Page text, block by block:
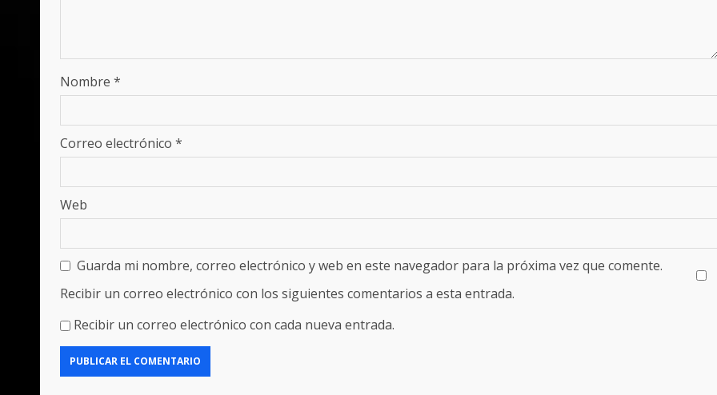
Nombre *
Correo electrónico *
Web
Guarda mi nombre, correo electrónico y web en este navegador para la próxima vez que comente.
Recibir un correo electrónico con los siguientes comentarios a esta entrada.
Recibir un correo electrónico con cada nueva entrada.